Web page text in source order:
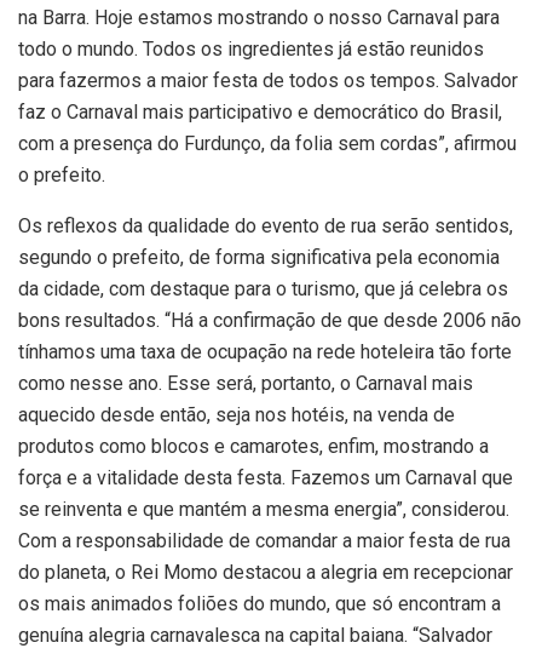
na Barra. Hoje estamos mostrando o nosso Carnaval para
todo o mundo. Todos os ingredientes já estão reunidos
para fazermos a maior festa de todos os tempos. Salvador
faz o Carnaval mais participativo e democrático do Brasil,
com a presença do Furdunço, da folia sem cordas”, afirmou
o prefeito.
Os reflexos da qualidade do evento de rua serão sentidos,
segundo o prefeito, de forma significativa pela economia
da cidade, com destaque para o turismo, que já celebra os
bons resultados. “Há a confirmação de que desde 2006 não
tínhamos uma taxa de ocupação na rede hoteleira tão forte
como nesse ano. Esse será, portanto, o Carnaval mais
aquecido desde então, seja nos hotéis, na venda de
produtos como blocos e camarotes, enfim, mostrando a
força e a vitalidade desta festa. Fazemos um Carnaval que
se reinventa e que mantém a mesma energia”, considerou.
Com a responsabilidade de comandar a maior festa de rua
do planeta, o Rei Momo destacou a alegria em recepcionar
os mais animados foliões do mundo, que só encontram a
genuína alegria carnavalesca na capital baiana. “Salvador